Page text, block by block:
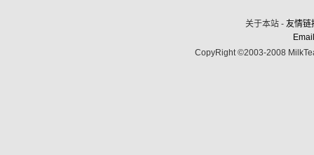
关于本站 - 友情链
CopyRight ©2003-2008